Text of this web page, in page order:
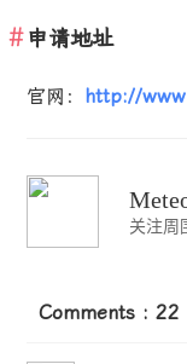
申请地址
官网： http://
关注周
Comments : 22